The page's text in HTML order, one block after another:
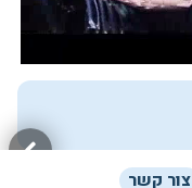
צור קשר